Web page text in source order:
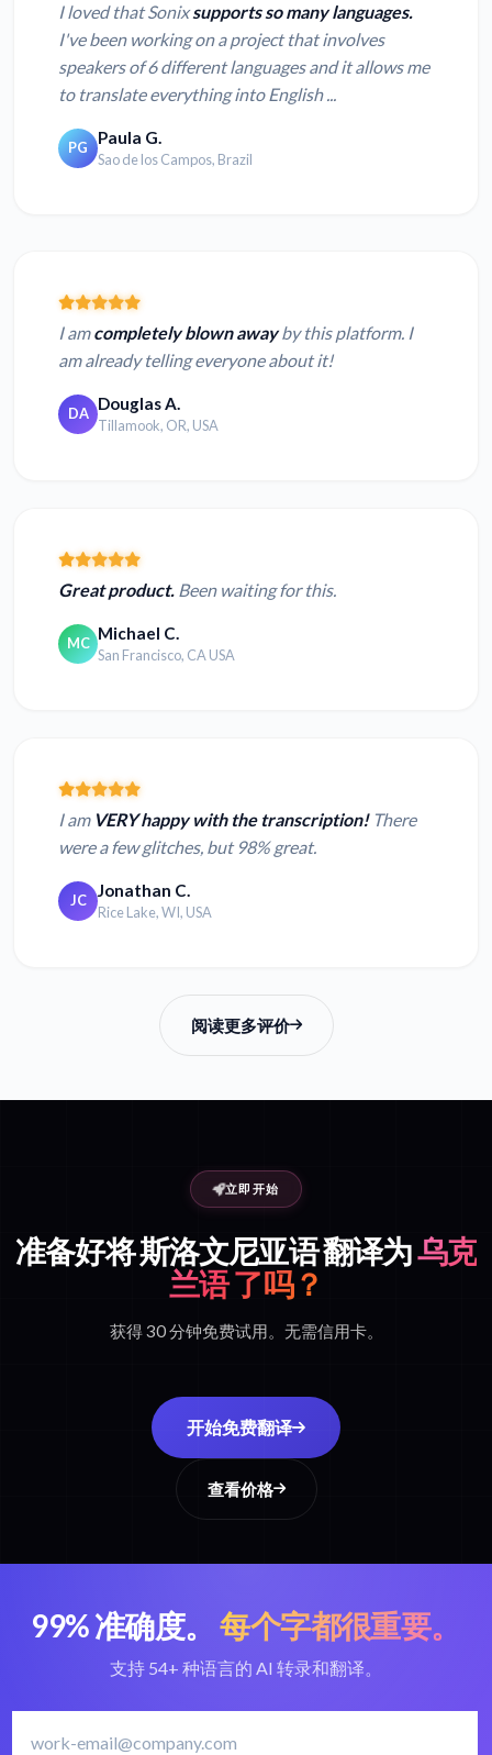
I loved that Sonixsupports so many languages.
I've been working on a project that involves
speakers of 6 different languages and it allows me
to translate everything into English ...
PG Paula G.
Sao de los Campos, Brazil
I amcompletely blown awayby this platform. I
am already telling everyone about it!
DA Douglas A.
Tillamook, OR, USA
Great product. Been waiting for this.
MC Michael C.
San Francisco, CA USA
I am VERY happy with the transcription!There
were a few glitches, but 98% great.
JC Jonathan C.
Rice Lake, WI, USA
阅读更多评价
立即开始
准备好将 斯洛文尼亚语 翻译为乌克
兰语 了吗？
获得 30 分钟免费试用。无需信用卡。
开始免费翻译
查看价格
99% 准确度。 每个字都很重要。
支持 54+ 种语言的 AI 转录和翻译。